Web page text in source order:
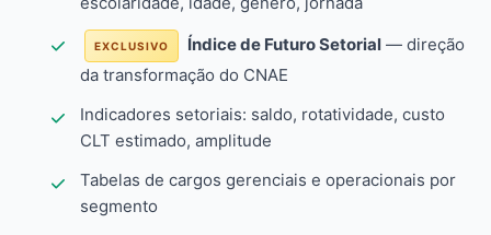
EXCLUSIVO Índice de Futuro Setorial — direção
da transformação do CNAE
Indicadores setoriais: saldo, rotatividade, custo
CLT estimado, amplitude
Tabelas de cargos gerenciais e operacionais por
segmento